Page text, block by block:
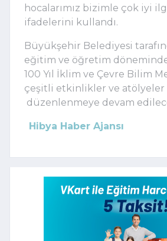
hocalarımız bizimle çok iyi
ifadelerini kullandı.
Büyükşehir Belediyesi
eğitim ve öğretim
100 Yıl İklim ve Çevre Bilim
çeşitli etkinlikler ve atölyeler
düzenlenmeye devam
Hibya Haber Ajansı